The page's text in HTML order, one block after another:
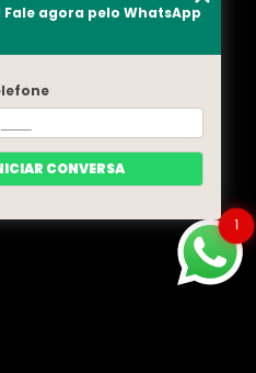
1
Fale agora pelo WhatsApp
CONVERSA